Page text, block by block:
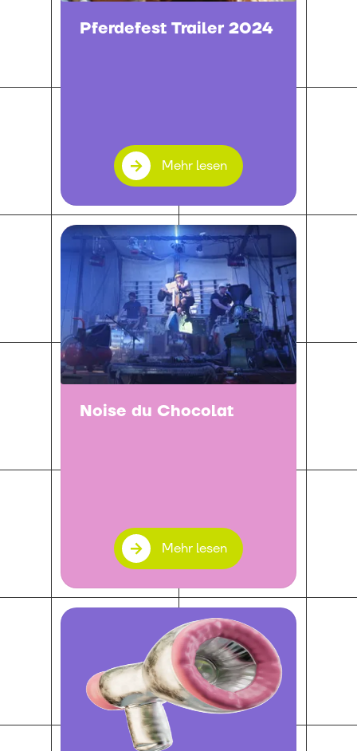
Pferdefest Trailer 2024
Mehr lesen
Noise du Chocolat
Mehr lesen